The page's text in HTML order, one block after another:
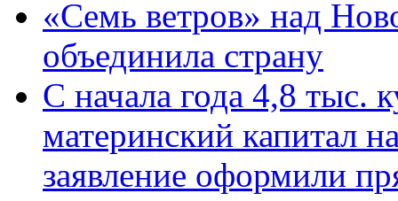
«Семь ветров» над
объединила страну
С начала года 4,8 тыс.
материнский капитал
заявление оформили